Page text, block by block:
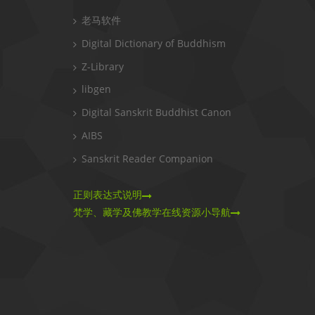
老马软件
Digital Dictionary of Buddhism
Z-Library
libgen
Digital Sanskrit Buddhist Canon
AIBS
Sanskrit Reader Companion
正则表达式说明
梵学、藏学及佛教学在线资源小导航